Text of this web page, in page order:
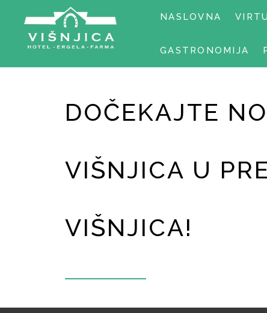
NASLOVNA
GASTRONOMIJA
DOČEKAJTE
VIŠNJICA U
VIŠNJICA!